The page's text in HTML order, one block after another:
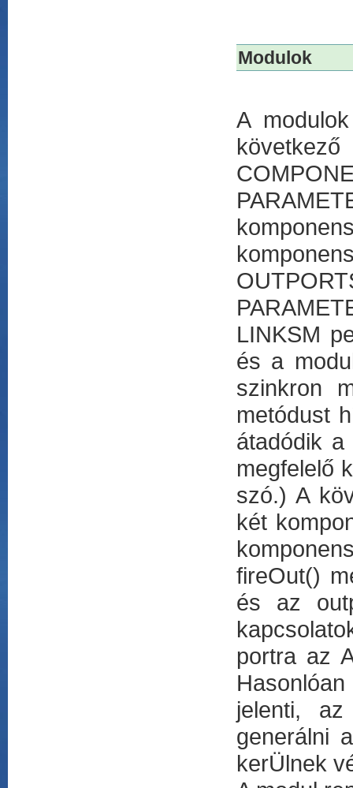
Modulok
A
LINKSM
és a
szinkron
metódust
átadódik
megfelelő
szó.) A
két
fireOut()
és az
portra az
jelenti,
generálni
kerÜlnek